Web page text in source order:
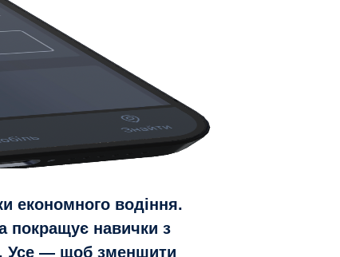
економного водіння.
покращує навички з
Усе — щоб зменшити